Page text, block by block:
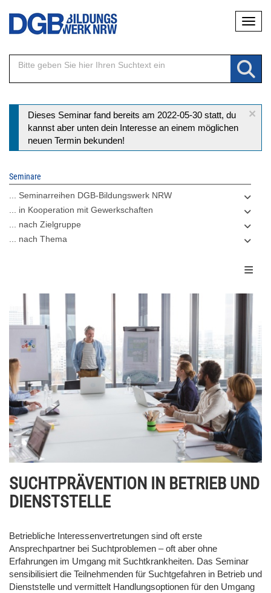
Direkt
Inhalt
×
Statusmeldung
Dieses Seminar fand bereits am 2022-05-30 statt, du
kannst aber unten dein Interesse an einem möglichen
neuen Termin bekunden!
Seminare
... Seminarreihen DGB-Bildungswerk NRW
... in Kooperation mit Gewerkschaften
... nach Zielgruppe
... nach Thema
SUCHTPRÄVENTION IN BETRIEB UND
DIENSTSTELLE
Betriebliche Interessenvertretungen sind oft erste
Ansprechpartner bei Suchtproblemen – oft aber ohne
Erfahrungen im Umgang mit Suchtkrankheiten. Das Seminar
sensibilisiert die Teilnehmenden für Suchtgefahren in Betrieb und
Dienststelle und vermittelt Handlungsoptionen für den Umgang